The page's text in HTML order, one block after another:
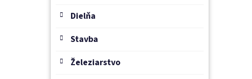
Dielňa
Stavba
Železiarstvo